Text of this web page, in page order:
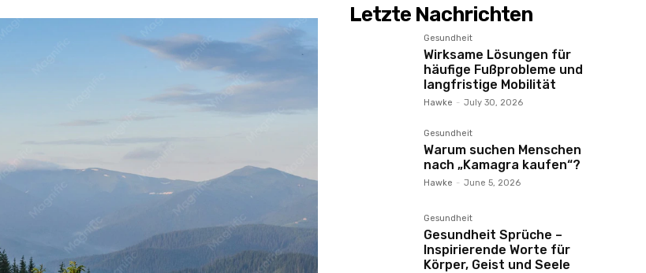
Letzte Nachrichten
Gesundheit
Wirksame Lösungen für
häufige Fußprobleme und
langfristige Mobilität
Hawke - July 30, 2026
Gesundheit
Warum suchen Menschen
nach „Kamagra kaufen“?
Hawke - June 5, 2026
Gesundheit
Gesundheit Sprüche –
Inspirierende Worte für
Körper, Geist und Seele